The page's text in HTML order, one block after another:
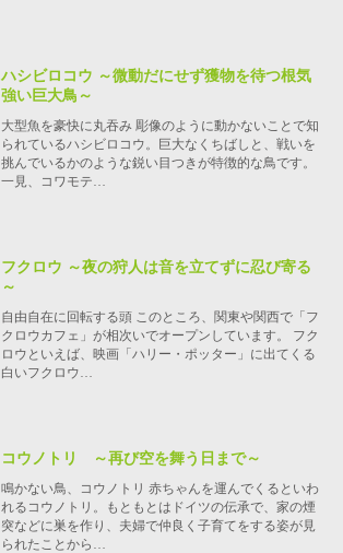
ハシビロコウ ～微動だにせず獲物を待つ根気
強い巨大鳥～
大型魚を豪快に丸吞み 彫像のように動かないことで知
られているハシビロコウ。巨大なくちばしと、戦いを
挑んでいるかのような鋭い目つきが特徴的な鳥です。
一見、コワモテ…
フクロウ ～夜の狩人は音を立てずに忍び寄る
～
自由自在に回転する頭 このところ、関東や関西で「フ
クロウカフェ」が相次いでオープンしています。 フク
ロウといえば、映画「ハリー・ポッター」に出てくる
白いフクロウ…
コウノトリ ～再び空を舞う日まで～
鳴かない鳥、コウノトリ 赤ちゃんを運んでくるといわ
れるコウノトリ。もともとはドイツの伝承で、家の煙
突などに巣を作り、夫婦で仲良く子育てをする姿が見
られたことから…